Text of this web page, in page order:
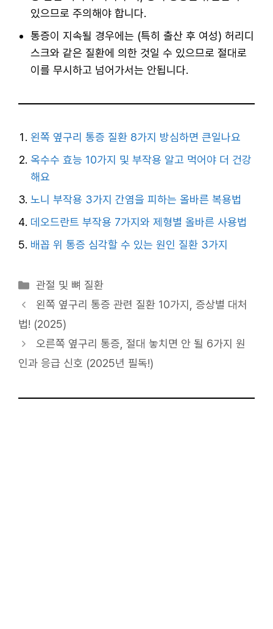
있으므로 주의해야 합니다.
통증이 지속될 경우에는 (특히 출산 후 여성) 허리디
스크와 같은 질환에 의한 것일 수 있으므로 절대로
이를 무시하고 넘어가서는 안됩니다.
왼쪽 옆구리 통증 질환 8가지 방심하면 큰일나요
옥수수 효능 10가지 및 부작용 알고 먹어야 더 건강
해요
노니 부작용 3가지 간염을 피하는 올바른 복용법
데오드란트 부작용 7가지와 제형별 올바른 사용법
배꼽 위 통증 심각할 수 있는 원인 질환 3가지
카
테
고
리
관절 및 뼈 질환
왼쪽 옆구리 통증 관련 질환 10가지, 증상별 대처
법! (2025)
오른쪽 옆구리 통증, 절대 놓치면 안 될 6가지 원
인과 응급 신호 (2025년 필독!)